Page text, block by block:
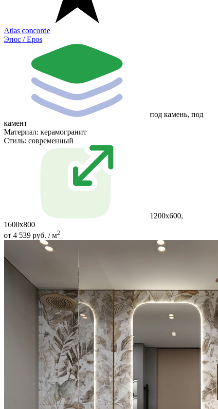
Atlas concorde
Эпос / Epos
под камень, под
камент
Материал: керамогранит
Стиль: современный
1200x600,
1600x800
от 4 539 руб. / м2